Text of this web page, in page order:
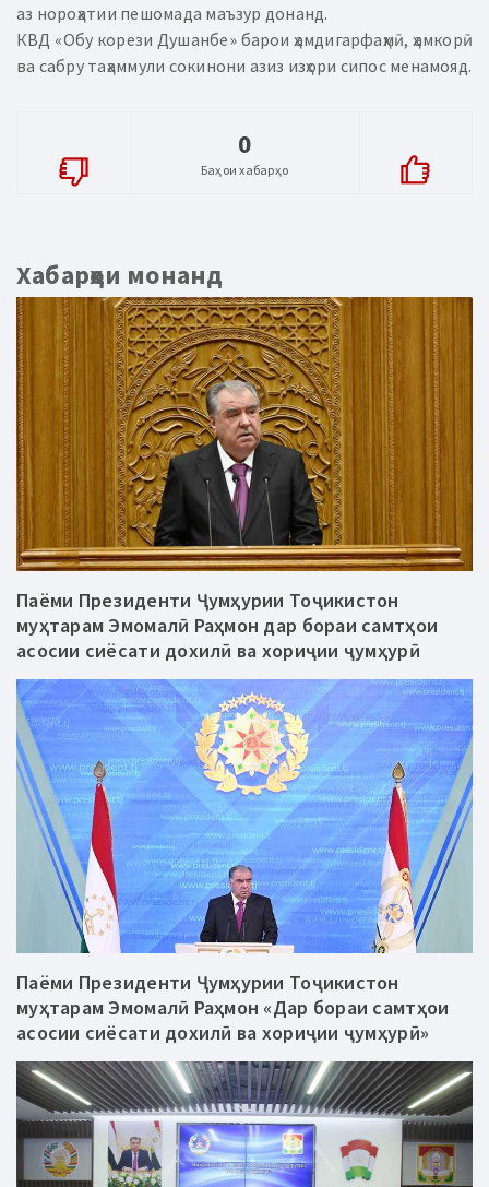
аз нороҳатии пешомада маъзур донанд.
КВД «Обу корези Душанбе» барои ҳамдигарфаҳмӣ, ҳамкорӣ
ва сабру таҳаммули сокинони азиз изҳори сипос менамояд.
0
Баҳои хабарҳо
Хабарҳои монанд
Паёми Президенти Ҷумҳурии Тоҷикистон
муҳтарам Эмомалӣ Раҳмон дар бораи самтҳои
асосии сиёсати дохилӣ ва хориҷии ҷумҳурӣ
Паёми Президенти Ҷумҳурии Тоҷикистон
муҳтарам Эмомалӣ Раҳмон «Дар бораи самтҳои
асосии сиёсати дохилӣ ва хориҷии ҷумҳурӣ»